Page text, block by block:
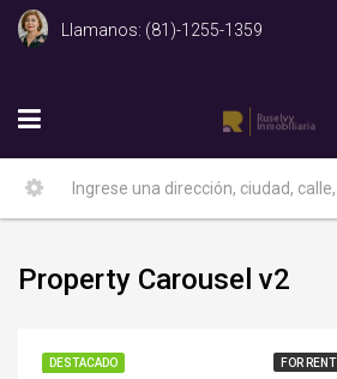
Llamanos: (81)-1255-1359
Property Carousel v2
DESTACADO FOR RENT
R007